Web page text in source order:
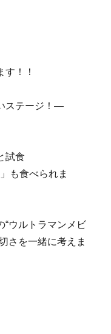
す！！
ステージ！―
試食
も食べられま
“ウルトラマンメビ
さを一緒に考えま